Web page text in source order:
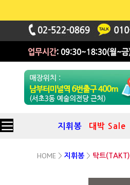
지휘봉 대박 Sale
HOME > 지휘봉 > 탁트(TAKT)